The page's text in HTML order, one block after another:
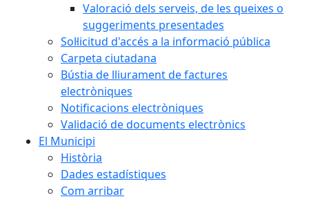
Valoració dels serveis, de les queixes o
suggeriments presentades
Sol·licitud d'accés a la informació pública
Carpeta ciutadana
Bústia de lliurament de factures
electròniques
Notificacions electròniques
Validació de documents electrònics
El Municipi
Història
Dades estadístiques
Com arribar